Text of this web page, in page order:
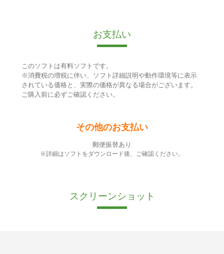
お支払い
このソフトは有料ソフトです。
※消費税の増税に伴い、ソフト詳細説明や動作環境等に表示
されている価格と、実際の価格が異なる場合がございます。
ご購入前に必ずご確認ください。
その他のお支払い
郵便振替あり
※詳細はソフトをダウンロード後、ご確認ください。
スクリーンショット